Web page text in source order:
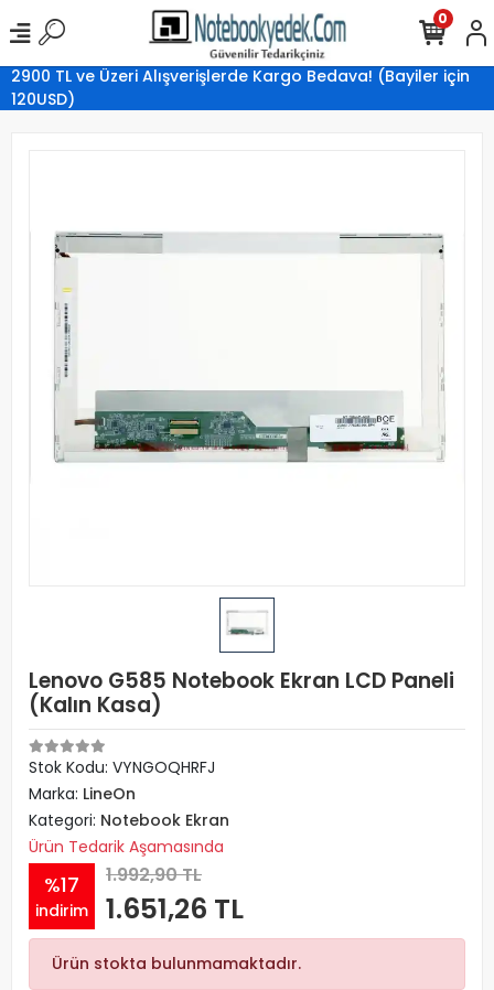
2900 TL ve Üzeri Alışverişlerde Kargo Bedava! (Bayiler için
120USD)
0
Lenovo G585 Notebook Ekran LCD Paneli
(Kalın Kasa)
Stok Kodu: VYNGOQHRFJ
Marka: LineOn
Kategori: Notebook Ekran
Ürün Tedarik Aşamasında
%17
indirim
1.992,90 TL
1.651,26 TL
Ürün stokta bulunmamaktadır.